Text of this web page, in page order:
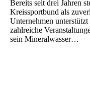
Bereits seit drei Jahren
Kreissportbund als
Unternehmen
zahlreiche
sein Mineralwasser…